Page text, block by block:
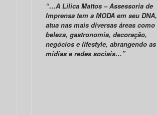
“…A Lilica Mattos – Assessoria de
Imprensa tem a MODA em seu
atua nas mais diversas áreas como
beleza, gastronomia, decoração,
negócios e lifestyle, abrangendo as
mídias e redes sociais…”